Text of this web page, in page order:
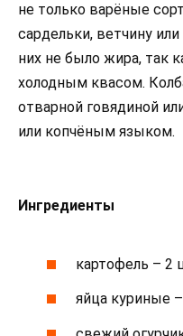
не только варёные
сардельки, ветчину
них не было жира, так
холодным квасом.
отварной говядиной
или копчёным языком.
Ингредиенты
картофель – 2
яйца куриные